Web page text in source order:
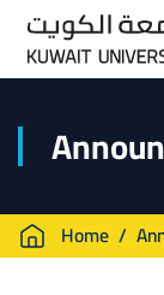
Skip
main
Home